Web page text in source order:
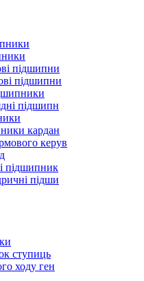
підшипни
підшипни
підшипн
кардан
керув
підшипник
підши
ступиць
ходу ген